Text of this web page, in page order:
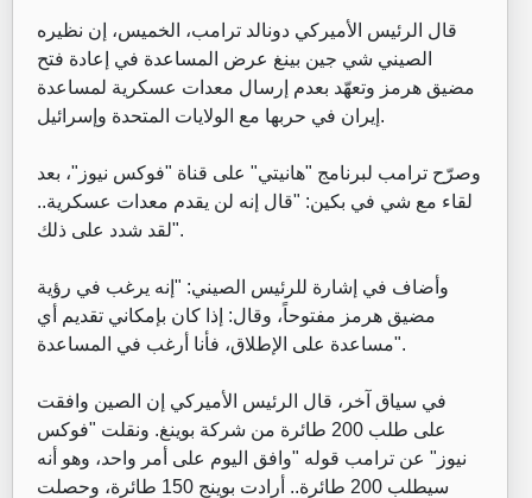
‏قال الرئيس الأميركي دونالد ترامب، الخميس، إن نظيره
الصيني شي جين بينغ عرض المساعدة في إعادة فتح
مضيق هرمز وتعهّد بعدم إرسال معدات عسكرية لمساعدة
إيران في حربها مع الولايات المتحدة وإسرائيل.
‏وصرّح ترامب لبرنامج "هانيتي" على قناة "فوكس نيوز"، بعد
لقاء مع شي في بكين: "قال إنه لن يقدم معدات عسكرية..
لقد شدد على ذلك".
‏وأضاف في إشارة للرئيس الصيني: "إنه يرغب في رؤية
مضيق هرمز مفتوحاً، وقال: إذا كان بإمكاني تقديم أي
مساعدة على الإطلاق، فأنا أرغب في المساعدة".
‏في سياق آخر، قال الرئيس الأميركي إن الصين وافقت
على طلب 200 طائرة من شركة بوينغ. ونقلت "فوكس
نيوز" عن ترامب قوله "وافق اليوم على أمر واحد، وهو أنه
سيطلب 200 طائرة.. أرادت بوينج 150 طائرة، وحصلت